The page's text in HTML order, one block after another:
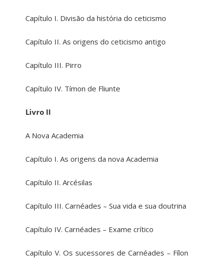
Capítulo I. Divisão da história do ceticismo
Capítulo II. As origens do ceticismo antigo
Capítulo III. Pirro
Capítulo IV. Tímon de Fliunte
Livro II
A Nova Academia
Capítulo I. As origens da nova Academia
Capítulo II. Arcésilas
Capítulo III. Carnéades – Sua vida e sua doutrina
Capítulo IV. Carnéades – Exame crítico
Capítulo V. Os sucessores de Carnéades – Fílon